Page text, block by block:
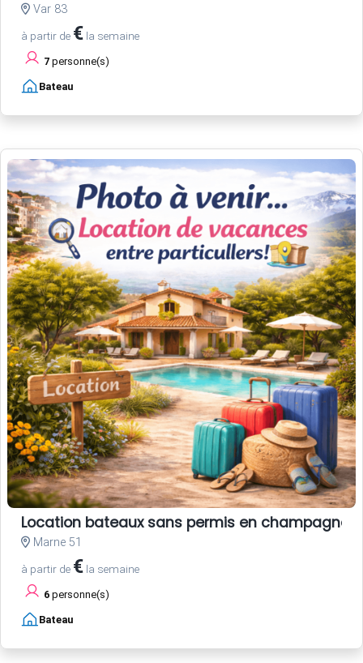
Var 83
à partir de € la semaine
7 personne(s)
Bateau
Location bateaux sans permis en champagne
Marne 51
à partir de € la semaine
6 personne(s)
Bateau